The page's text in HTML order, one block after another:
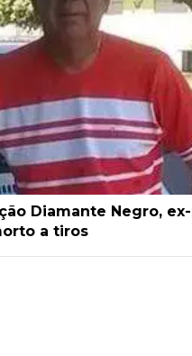
Diamante Negro,
a tiros